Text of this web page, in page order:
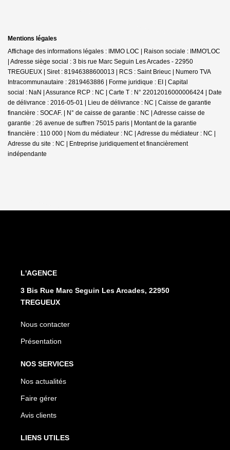
Mentions légales
Affichage des informations légales : IMMO LOC | Raison sociale : IMMO'LOC
| Adresse siège social : 3 bis rue Marc Seguin Les Arcades - 22950
TREGUEUX | Siret : 81946388600013 | RCS : Saint Brieuc | Numero TVA
Intracommunautaire : 2819463886 | Forme juridique : EI | Capital
social : NaN | Assurance RCP : NC | Carte T : N° 22012016000006424 | Date
de délivrance : 2016-05-01 | Lieu de délivrance : NC | Caisse de garantie
financière : SOCAF. | N° de caisse de garantie : NC | Adresse caisse de
garantie : 26 avenue de suffren 75015 paris | Montant de la garantie
financière : 110 000 | Nom du médiateur : NC | Adresse du médiateur : NC |
Adresse du site : NC | Entreprise juridiquement et financièrement
indépendante
L'AGENCE
3 Bis Rue Marc Seguin Les Arcades, 22950
TREGUEUX
Nous contacter
Présentation
NOS SERVICES
Nos actualités
Faire gérer
Avis clients
LIENS UTILES